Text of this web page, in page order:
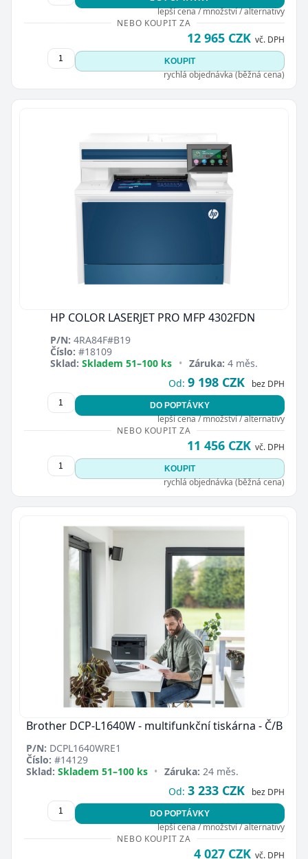
lepší cena / množství / alternativy
NEBO KOUPIT ZA
12 965 CZK vč. DPH
KOUPIT
rychlá objednávka (běžná cena)
HP COLOR LASERJET PRO MFP 4302FDN
P/N: 4RA84F#B19
Číslo: #18109
Sklad: Skladem 51–100 ks • Záruka: 4 měs.
Od: 9 198 CZK bez DPH
DO POPTÁVKY
lepší cena / množství / alternativy
NEBO KOUPIT ZA
11 456 CZK vč. DPH
KOUPIT
rychlá objednávka (běžná cena)
Brother DCP-L1640W - multifunkční tiskárna - Č/B
P/N: DCPL1640WRE1
Číslo: #14129
Sklad: Skladem 51–100 ks • Záruka: 24 měs.
Od: 3 233 CZK bez DPH
DO POPTÁVKY
lepší cena / množství / alternativy
NEBO KOUPIT ZA
4 027 CZK vč. DPH